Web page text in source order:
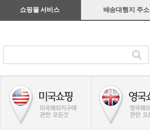
쇼핑몰 서비스 배송대행지 주소